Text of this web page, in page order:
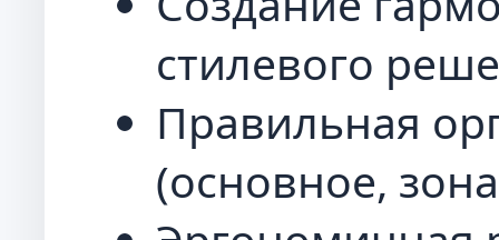
стилевого
Правильная
(основное,